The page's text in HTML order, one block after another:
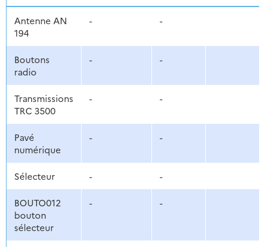
Antenne AN
194
- -
Boutons
radio
- -
Transmissions
TRC 3500
- -
Pavé
numérique
- -
Sélecteur - -
BOUTO012
bouton
sélecteur
- -